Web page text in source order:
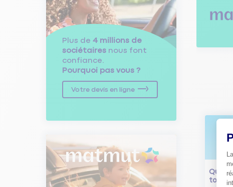
Plus de 4 millions de
sociétaires nous font
confiance.
Pourquoi pas vous ?
Votre devis en ligne